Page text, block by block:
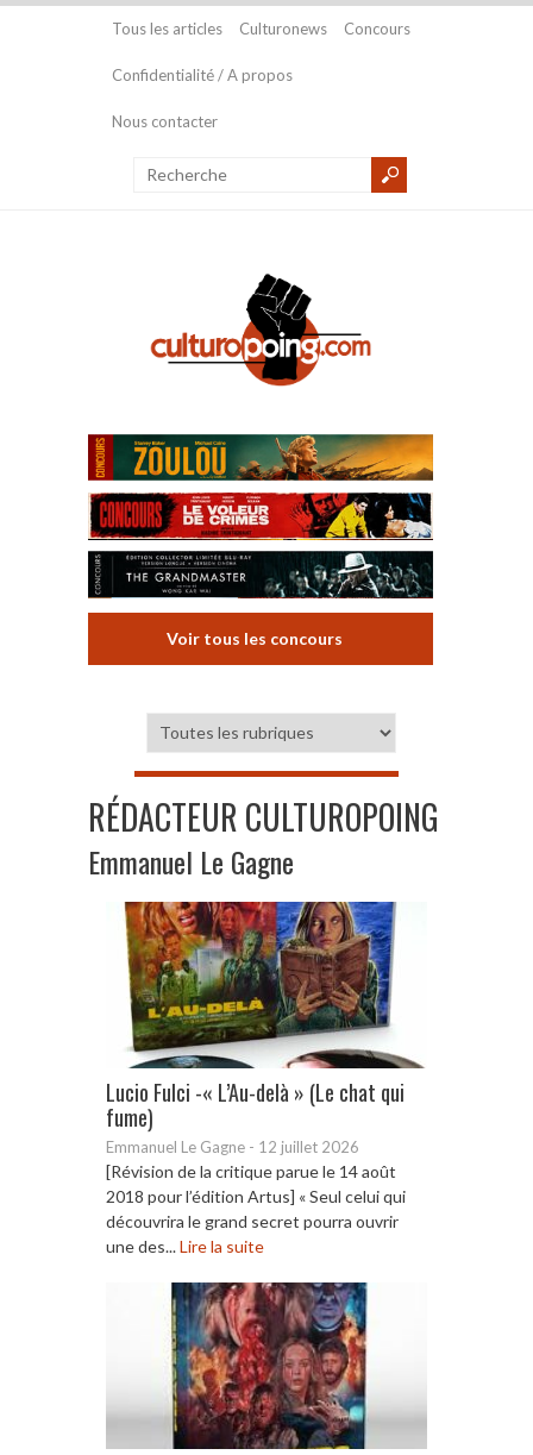
Tous les articles Culturonews Concours
Confidentialité / A propos
Nous contacter
Voir tous les concours
RÉDACTEUR CULTUROPOING
Emmanuel Le Gagne
Lucio Fulci -« L’Au-delà » (Le chat qui
fume)
Emmanuel Le Gagne - 12 juillet 2026
[Révision de la critique parue le 14 août
2018 pour l’édition Artus] « Seul celui qui
découvrira le grand secret pourra ouvrir
une des...Lire la suite